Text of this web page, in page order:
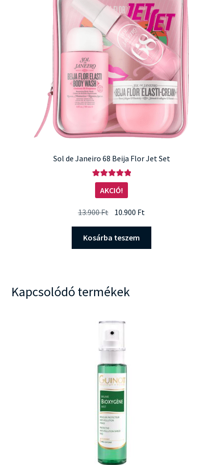
változatok
a
termékoldalon
választhatók
ki
Sol de Janeiro 68 Beija Flor Jet Set
Értékelés:
5.00/ 5
AKCIÓ!
13.900Ft Original
was:
13.900 Ft.
10.900 Ft
10.900 Ft.
Kosárba teszem
Kapcsolódó termékek